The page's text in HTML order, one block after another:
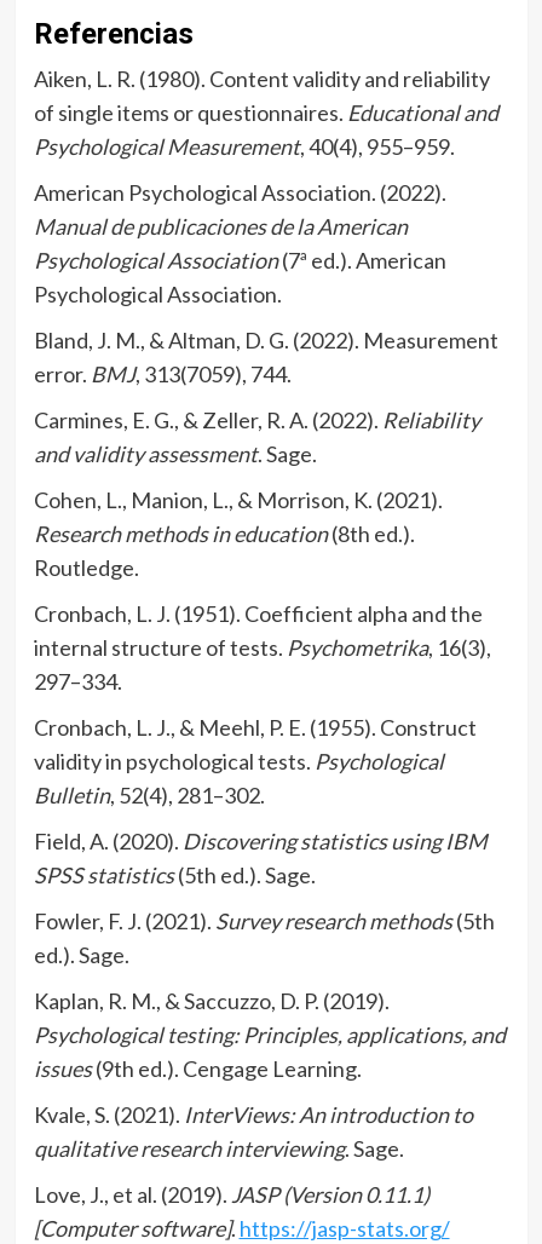
Referencias
Aiken, L. R. (1980). Content validity and reliability
of single items or questionnaires. Educational and
Psychological Measurement, 40(4), 955–959.
American Psychological Association. (2022).
Manual de publicaciones de la American
Psychological Association(7ª ed.). American
Psychological Association.
Bland, J. M., & Altman, D. G. (2022). Measurement
error. BMJ, 313(7059), 744.
Carmines, E. G., & Zeller, R. A. (2022). Reliability
and validity assessment. Sage.
Cohen, L., Manion, L., & Morrison, K. (2021).
Research methods in education(8th ed.).
Routledge.
Cronbach, L. J. (1951). Coefficient alpha and the
internal structure of tests. Psychometrika, 16(3),
297–334.
Cronbach, L. J., & Meehl, P. E. (1955). Construct
validity in psychological tests. Psychological
Bulletin, 52(4), 281–302.
Field, A. (2020). Discovering statistics using IBM
SPSS statistics(5th ed.). Sage.
Fowler, F. J. (2021). Survey research methods(5th
ed.). Sage.
Kaplan, R. M., & Saccuzzo, D. P. (2019).
Psychological testing: Principles, applications, and
issues(9th ed.). Cengage Learning.
Kvale, S. (2021). InterViews: An introduction to
qualitative research interviewing. Sage.
Love, J., et al. (2019).JASP (Version 0.11.1)
[Computer software]. https://jasp-stats.org/